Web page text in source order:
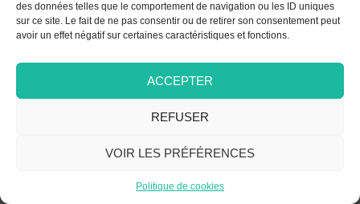
des données telles que le comportement de navigation ou les ID uniques
sur ce site. Le fait de ne pas consentir ou de retirer son consentement peut
avoir un effet négatif sur certaines caractéristiques et fonctions.
ACCEPTER
REFUSER
VOIR LES PRÉFÉRENCES
Politique de cookies